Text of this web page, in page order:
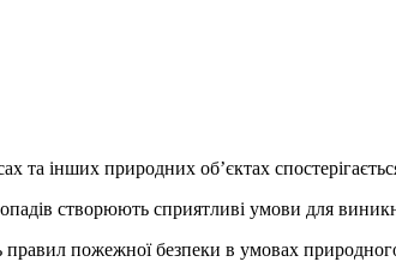
та інших природних об’єктах
створюють сприятливі умови для
правил пожежної безпеки в умовах